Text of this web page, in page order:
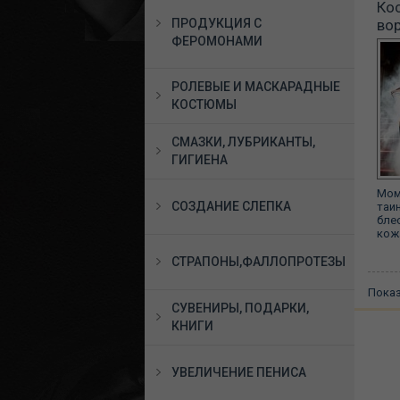
ПРОДУКЦИЯ С
ФЕРОМОНАМИ
РОЛЕВЫЕ И МАСКАРАДНЫЕ
КОСТЮМЫ
СМАЗКИ, ЛУБРИКАНТЫ,
ГИГИЕНА
СОЗДАНИЕ СЛЕПКА
СТРАПОНЫ,ФАЛЛОПРОТЕЗЫ
СУВЕНИРЫ, ПОДАРКИ,
КНИГИ
УВЕЛИЧЕНИЕ ПЕНИСА